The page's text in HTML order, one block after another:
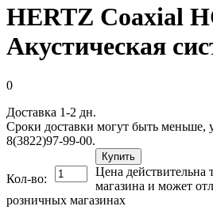
HERTZ Coaxial
Акустическая
0
Доставка 1-2 дн.
Сроки доставки могут быть меньше,
8(3822)97-99-00.
Кол-во:
Купить
Цена действительна
магазина и может
розничных магазинах